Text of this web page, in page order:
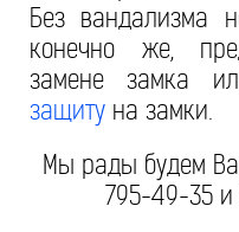
Без вандализма
конечно же,
замене замка
защиту на замки.
Мы рады будем
795-49-35